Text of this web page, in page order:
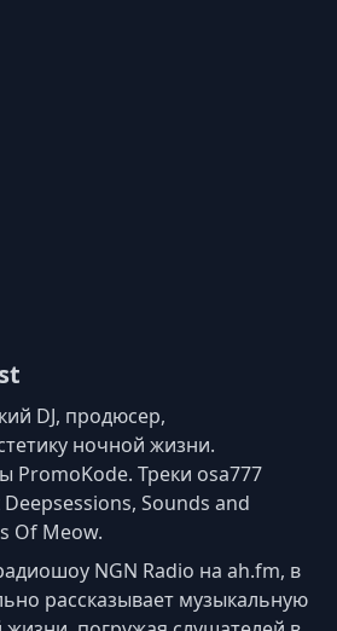
DJ, продюсер,
ночной жизни.
PromoKode. Треки osa777
Sounds and
Of Meow.
NGN Radio на ah.fm, в
рассказывает музыкальную